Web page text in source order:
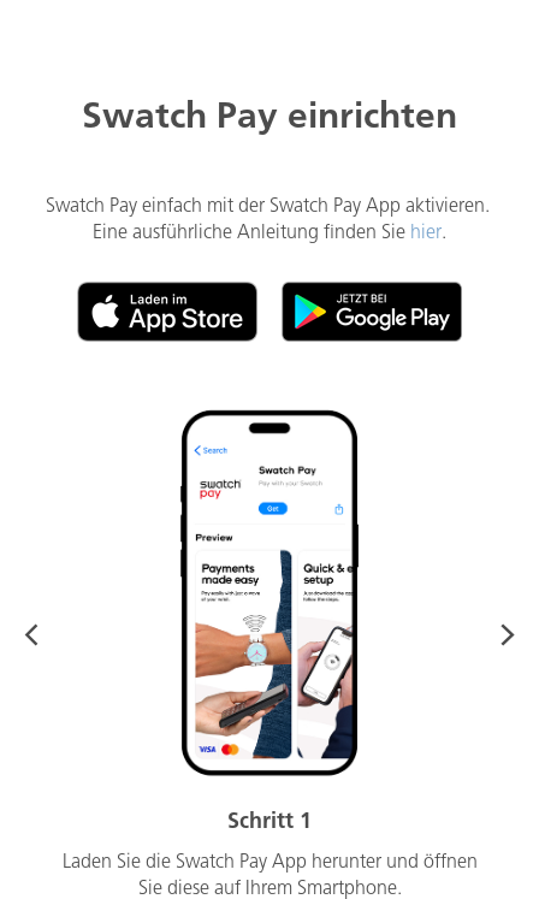
Swatch Pay einrichten
Swatch Pay einfach mit der Swatch Pay App aktivieren.
Eine ausführliche Anleitung finden Sie hier.
Schritt 1
Laden Sie die Swatch Pay App herunter und öffnen
Sie diese auf Ihrem Smartphone.